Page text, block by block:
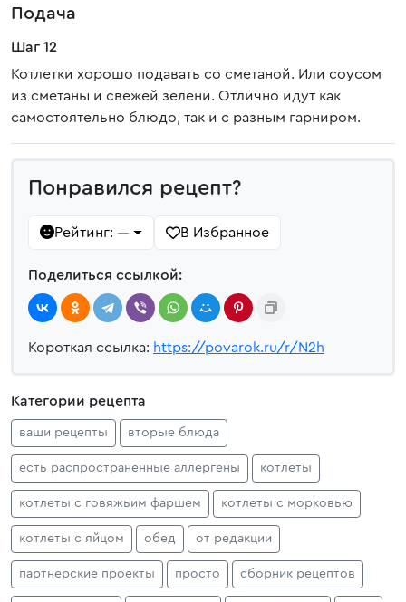
Подача
Шаг 12
Котлетки хорошо подавать со сметаной. Или соусом
из сметаны и свежей зелени. Отлично идут как
самостоятельно блюдо, так и с разным гарниром.
Понравился рецепт?
Рейтинг: — В Избранное
Поделиться ссылкой:
Короткая ссылка: https://povarok.ru/r/N2h
Категории рецепта
ваши рецепты вторые блюда
есть распространенные аллергены котлеты
котлеты с говяжьим фаршем котлеты с морковью
котлеты с яйцом обед от редакции
партнерские проекты просто сборник рецептов